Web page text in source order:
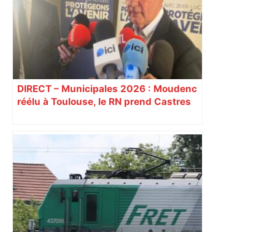
DIRECT – Municipales 2026 : Moudenc
réélu à Toulouse, le RN prend Castres